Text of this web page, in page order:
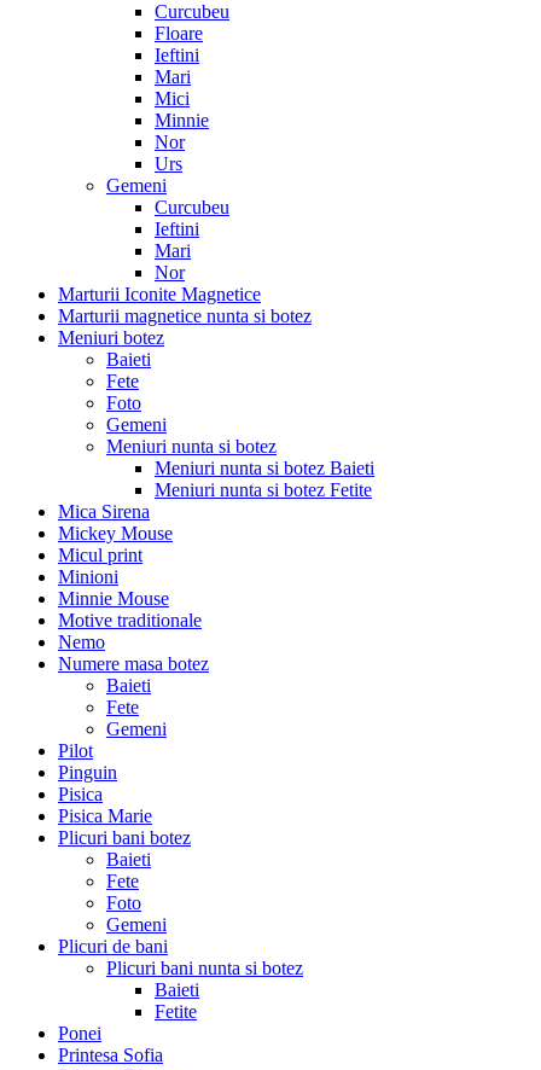
Curcubeu
Floare
Ieftini
Mari
Mici
Minnie
Nor
Urs
Gemeni
Curcubeu
Ieftini
Mari
Nor
Marturii Iconite Magnetice
Marturii magnetice nunta si botez
Meniuri botez
Baieti
Fete
Foto
Gemeni
Meniuri nunta si botez
Meniuri nunta si botez Baieti
Meniuri nunta si botez Fetite
Mica Sirena
Mickey Mouse
Micul print
Minioni
Minnie Mouse
Motive traditionale
Nemo
Numere masa botez
Baieti
Fete
Gemeni
Pilot
Pinguin
Pisica
Pisica Marie
Plicuri bani botez
Baieti
Fete
Foto
Gemeni
Plicuri de bani
Plicuri bani nunta si botez
Baieti
Fetite
Ponei
Printesa Sofia